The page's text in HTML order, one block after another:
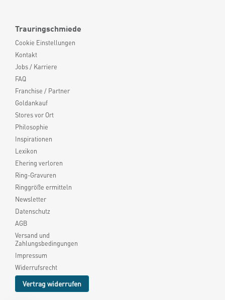
Trauringschmiede
Cookie Einstellungen
Kontakt
Jobs / Karriere
FAQ
Franchise / Partner
Goldankauf
Stores vor Ort
Philosophie
Inspirationen
Lexikon
Ehering verloren
Ring-Gravuren
Ringgröße ermitteln
Newsletter
Datenschutz
AGB
Versand und
Zahlungsbedingungen
Impressum
Widerrufsrecht
Vertrag widerrufen